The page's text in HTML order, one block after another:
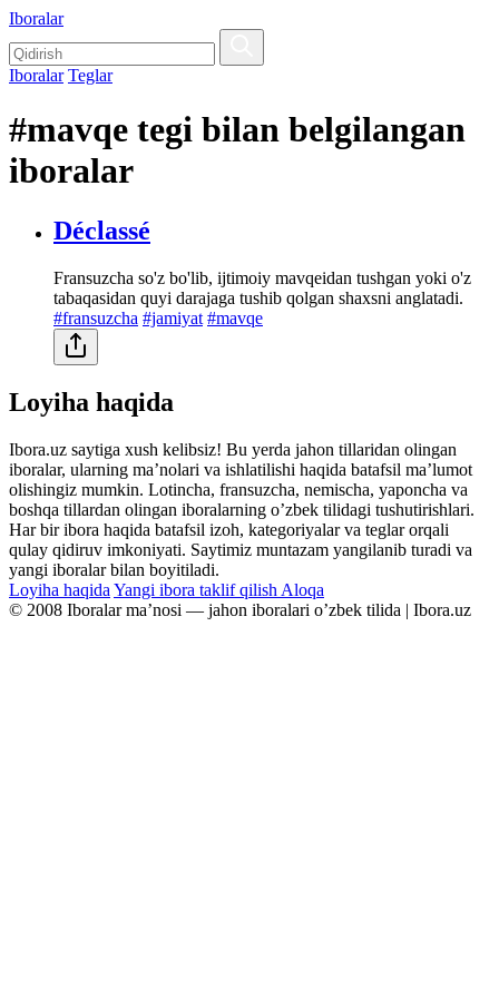
Iboralar
Iboralar Teglar
#mavqe tegi bilan belgilangan
iboralar
Déclassé
Fransuzcha so'z bo'lib, ijtimoiy mavqeidan tushgan yoki o'z
tabaqasidan quyi darajaga tushib qolgan shaxsni anglatadi.
#fransuzcha #jamiyat #mavqe
Loyiha haqida
Ibora.uz saytiga xush kelibsiz! Bu yerda jahon tillaridan olingan
iboralar, ularning maʼnolari va ishlatilishi haqida batafsil maʼlumot
olishingiz mumkin. Lotincha, fransuzcha, nemischa, yaponcha va
boshqa tillardan olingan iboralarning oʼzbek tilidagi tushutirishlari.
Har bir ibora haqida batafsil izoh, kategoriyalar va teglar orqali
qulay qidiruv imkoniyati. Saytimiz muntazam yangilanib turadi va
yangi iboralar bilan boyitiladi.
Loyiha haqida Yangi ibora taklif qilish Aloqa
© 2008 Iboralar maʼnosi — jahon iboralari oʼzbek tilida | Ibora.uz